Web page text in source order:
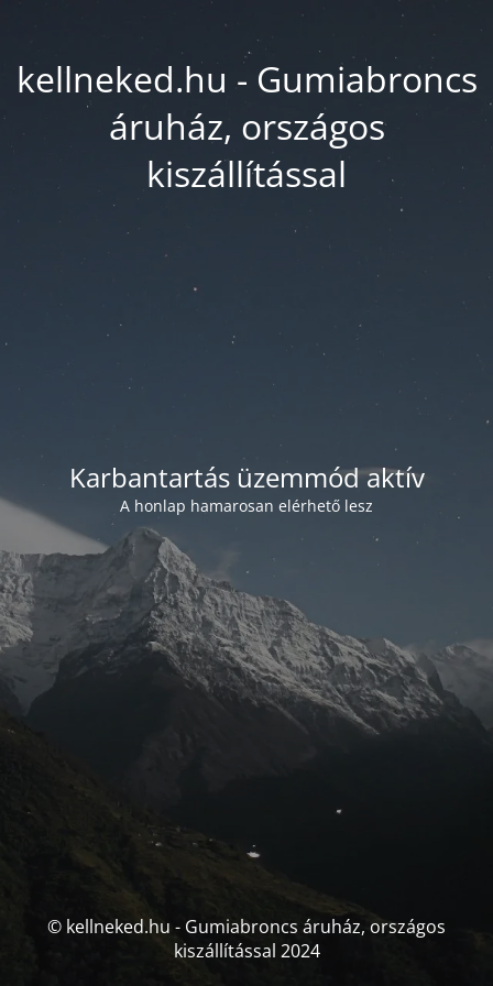
kellneked.hu - Gumiabroncs
áruház, országos
kiszállítással
Karbantartás üzemmód aktív
A honlap hamarosan elérhető lesz
© kellneked.hu - Gumiabroncs áruház, országos
kiszállítással 2024